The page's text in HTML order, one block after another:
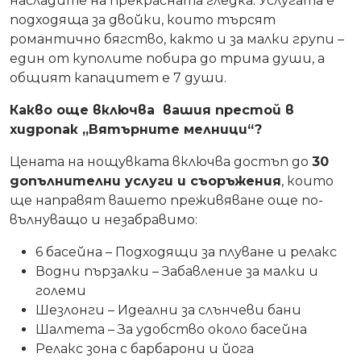
подходяща за двойки, които търсят
романтично бягство, както и за малки групи –
един от куполите побира до трима души, а
общият капацитет е 7 души.
Какво още включва вашия престой в
хидропак „Вятърните мелници“?
Цената на нощувката включва достъп до 30
допълнителни услуги и съоръжения, които
ще направят вашето преживяване още по-
вълнуващо и незабравимо:
6 басейна – Подходящи за плуване и релакс
Водни пързалки – Забавление за малки и
големи
Шезлонги – Идеални за слънчеви бани
Шалтета – За удобство около басейна
Релакс зона с барбарони и йога